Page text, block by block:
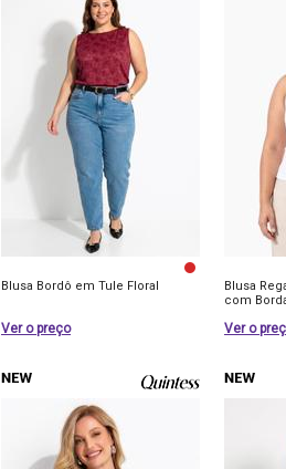
Blusa Bordô em Tule Floral
Ver o preço
Blusa
com
Ver o